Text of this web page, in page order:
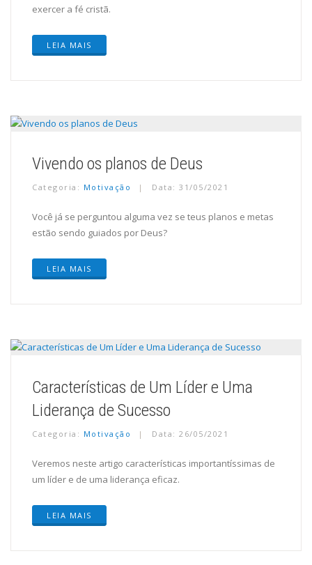
exercer a fé cristã.
LEIA MAIS
Vivendo os planos de Deus
Categoria: Motivação Data: 31/05/2021
Você já se perguntou alguma vez se teus planos e metas
estão sendo guiados por Deus?
LEIA MAIS
Características de Um Líder e Uma
Liderança de Sucesso
Categoria: Motivação Data: 26/05/2021
Veremos neste artigo características importantíssimas de
um líder e de uma liderança eficaz.
LEIA MAIS